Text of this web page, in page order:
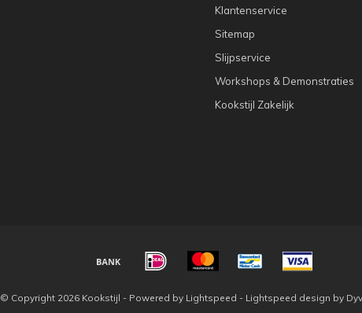
Klantenservice
Sitemap
Slijpservice
Workshops & Demonstraties
Kookstijl Zakelijk
© Copyright 2026 Kookstijl - Powered by Lightspeed - Lightspeed design by